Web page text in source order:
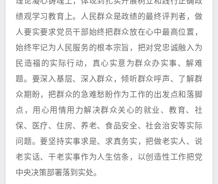
绩观学习教育上。人民群众是政绩的最终评判者，做
人要实要求党员干部始终把群众放在心中最高位置，
始终牢记为人民服务的根本宗旨，把对党忠诚融入为
民造福的实际行动，真心实意为群众办实事、解难
题。要深入基层、深入群众，倾听群众呼声、了解群
众期盼，把群众的急难愁盼作为工作的出发点和落脚
点，用心用情用力解决群众关心的就业、教育、社
保、医疗、住房、养老、食品安全、社会治安等实际
问题。要坚持实事求是、求真务实，把做老实人、说
老实话、干老实事作为人生信条，以创造性工作把党
中央决策部署落到实处。